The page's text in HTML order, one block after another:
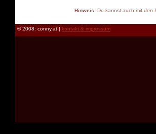
Hinweis:Du kannst auch mit den
© 2008: conny.at | kontakt & impressum